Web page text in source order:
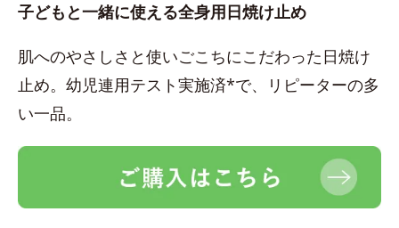
子どもと一緒に使える全身用日焼け止め
肌へのやさしさと使いごこちにこだわった日焼け
止め。幼児連用テスト実施済*で、リピーターの多
い一品。